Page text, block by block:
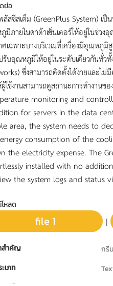
ย่อ
ลัสซีสเต็ม (GreenPlus System) เ
ภายในดาต้าเซ็นเตอร์ให้อยู่ในช่วง
เฉพาะบางบริเวณที่เครื่องมีอุณหภูมิ
บอุณหภูมิให้อยู่ในระดับเดียวกันทั่วทั้
ซึ่งสามารถติดตั้งได้ง่ายและไ
ใช้งานสามารถดูสถานะการทำงา
monitoring and
for servers in the data
area, the system needs to
consumption of the
the electricity expense. The
installed with no
the system logs and status
หลด
file 1 |
สำคัญ
กรี
เภท